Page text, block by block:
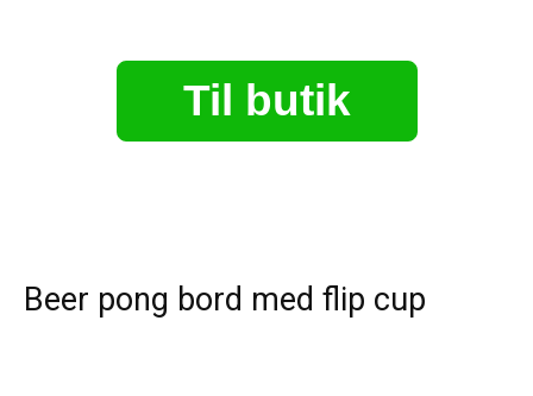
Til butik
Beer pong bord med flip cup